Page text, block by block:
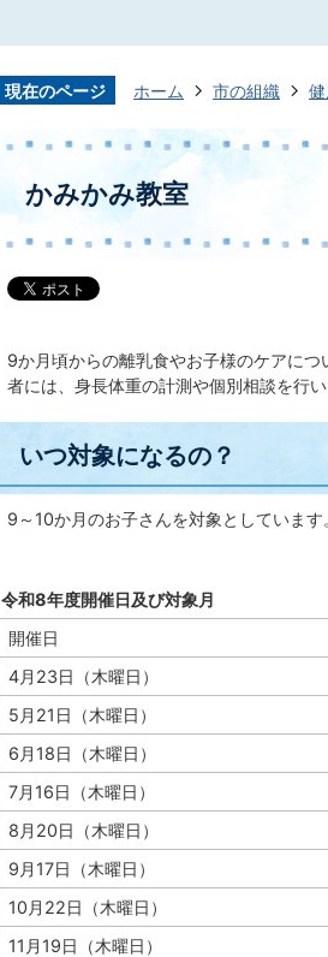
現在のページ ホーム 市の組織
かみかみ教室
9か月頃からの離乳食やお子様のケアに
者には、身長体重の計測や個別相談を行い
いつ対象になるの？
9～10か月のお子さんを対象としています
令和8年度開催日及び対象月
開催日
4月23日（木曜日）
5月21日（木曜日）
6月18日（木曜日）
7月16日（木曜日）
8月20日（木曜日）
9月17日（木曜日）
10月22日（木曜日）
11月19日（木曜日）